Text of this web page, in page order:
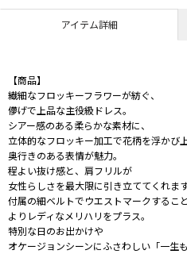
アイテム詳細
【商品】
繊細なフロッキーフラワーが紡ぐ、
儚げで上品な主役級ドレス。
シアー感のある柔らかな素材に、
立体的なフロッキー加工で花柄を浮かび
奥行きのある表情が魅力。
程よい抜け感と、肩フリルが
女性らしさを最大限に引き立ててくれます
付属の細ベルトでウエストマークすること
よりレディなメリハリをプラス。
特別な日のお出かけや
オケージョンシーンにふさわしい「一生